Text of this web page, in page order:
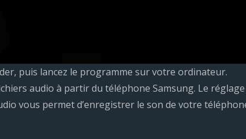
puis lancez le programme sur votre ordinateur.
audio à partir du téléphone Samsung. Le réglage
vous permet d’enregistrer le son de votre